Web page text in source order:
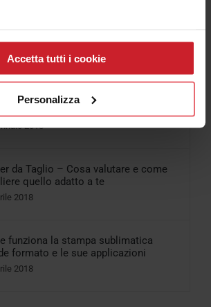
Accetta tutti i cookie
Personalizza
da stampa e taglio
2018
funziona la Stampante UV Led
2018
da Taglio – Cosa valutare e come
quello adatto a te
2018
funziona la stampa sublimatica
formato e le sue applicazioni
2018